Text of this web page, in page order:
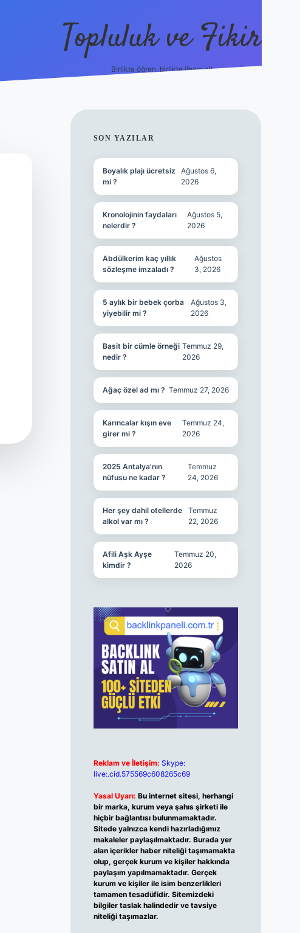
Topluluk ve Fikir
Birlikte öğren, birlikte ilham al!
SIDEBAR
SON YAZILAR
Boyalık plajı ücretsiz
mi ?
Ağustos 6,
2026
Kronolojinin faydaları
nelerdir ?
Ağustos 5,
2026
Abdülkerim kaç yıllık
sözleşme imzaladı ?
Ağustos
3, 2026
5 aylık bir bebek çorba
yiyebilir mi ?
Ağustos 3,
2026
Basit bir cümle örneği
nedir ?
Temmuz 29,
2026
Ağaç özel ad mı ? Temmuz 27, 2026
Karıncalar kışın eve
girer mi ?
Temmuz 24,
2026
2025 Antalya’nın
nüfusu ne kadar ?
Temmuz
24, 2026
Her şey dahil otellerde
alkol var mı ?
Temmuz
22, 2026
Afili Aşk Ayşe
kimdir ?
Temmuz 20,
2026
Reklam ve İletişim: Skype:
live:.cid.575569c608265c69
Yasal Uyarı: Bu internet sitesi, herhangi
bir marka, kurum veya şahıs şirketi ile
hiçbir bağlantısı bulunmamaktadır.
Sitede yalnızca kendi hazırladığımız
makaleler paylaşılmaktadır. Burada yer
alan içerikler haber niteliği taşımamakta
olup, gerçek kurum ve kişiler hakkında
paylaşım yapılmamaktadır. Gerçek
kurum ve kişiler ile isim benzerlikleri
tamamen tesadüfidir. Sitemizdeki
bilgiler taslak halindedir ve tavsiye
niteliği taşımazlar.
grandoperabet